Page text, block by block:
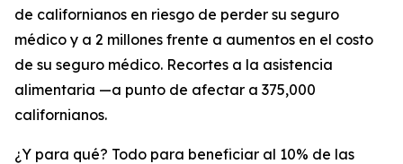
de californianos en riesgo de perder su seguro
médico y a 2 millones frente a aumentos en el costo
de su seguro médico. Recortes a la asistencia
alimentaria —a punto de afectar a 375,000
californianos.
¿Y para qué? Todo para beneficiar al 10% de las